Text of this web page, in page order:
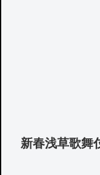
新春浅草歌舞